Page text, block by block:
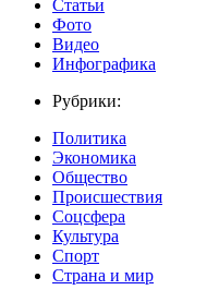
Статьи
Фото
Видео
Инфографика
Рубрики:
Политика
Экономика
Общество
Происшествия
Соцсфера
Культура
Спорт
Страна и мир